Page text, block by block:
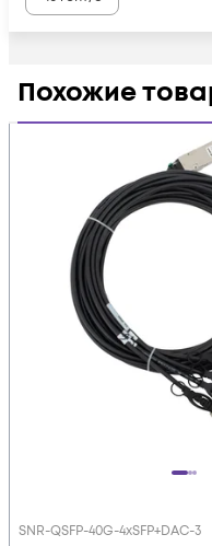
Похожие
SNR-QSFP-40G-4xSFP+DAC-3